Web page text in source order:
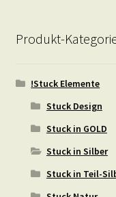
Produkt-
!Stuck Elemente
Stuck Design
Stuck in GOLD
Stuck in Silber
Stuck in Teil-